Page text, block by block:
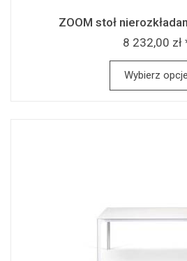
ZOOM stoł
8 232,00 zł
Wybierz opcje